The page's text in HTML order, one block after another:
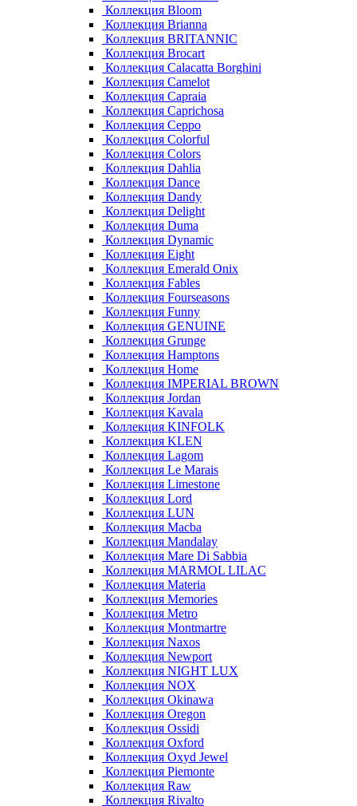
Коллекция Bloom
Коллекция Brianna
Коллекция BRITANNIC
Коллекция Brocart
Коллекция Calacatta Borghini
Коллекция Camelot
Коллекция Capraia
Коллекция Caprichosa
Коллекция Ceppo
Коллекция Colorful
Коллекция Colors
Коллекция Dahlia
Коллекция Dance
Коллекция Dandy
Коллекция Delight
Коллекция Duma
Коллекция Dynamic
Коллекция Eight
Коллекция Emerald Onix
Коллекция Fables
Коллекция Fourseasons
Коллекция Funny
Коллекция GENUINE
Коллекция Grunge
Коллекция Hamptons
Коллекция Home
Коллекция IMPERIAL BROWN
Коллекция Jordan
Коллекция Kavala
Коллекция KINFOLK
Коллекция KLEN
Коллекция Lagom
Коллекция Le Marais
Коллекция Limestone
Коллекция Lord
Коллекция LUN
Коллекция Macba
Коллекция Mandalay
Коллекция Mare Di Sabbia
Коллекция MARMOL LILAC
Коллекция Materia
Коллекция Memories
Коллекция Metro
Коллекция Montmartre
Коллекция Naxos
Коллекция Newport
Коллекция NIGHT LUX
Коллекция NOX
Коллекция Okinawa
Коллекция Oregon
Коллекция Ossidi
Коллекция Oxford
Коллекция Oxyd Jewel
Коллекция Piemonte
Коллекция Raw
Коллекция Rivalto